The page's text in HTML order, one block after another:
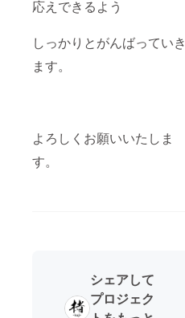
応えできるよう
しっかりとがんばっていき
ます。
よろしくお願いいたしま
す。
シェアして
プロジェク